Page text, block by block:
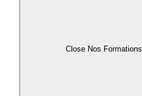
Close Nos Formations